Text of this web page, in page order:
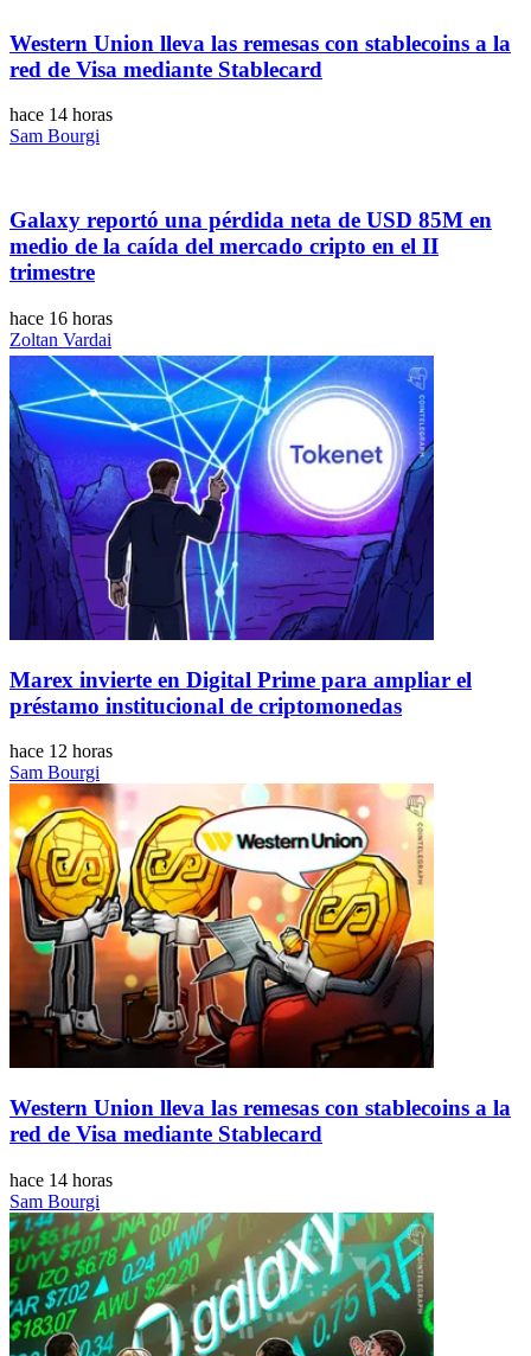
Western Union lleva las remesas con stablecoins a la
red de Visa mediante Stablecard
hace 14 horas
Sam Bourgi
Galaxy reportó una pérdida neta de USD 85M en
medio de la caída del mercado cripto en el II
trimestre
hace 16 horas
Zoltan Vardai
Marex invierte en Digital Prime para ampliar el
préstamo institucional de criptomonedas
hace 12 horas
Sam Bourgi
Western Union lleva las remesas con stablecoins a la
red de Visa mediante Stablecard
hace 14 horas
Sam Bourgi